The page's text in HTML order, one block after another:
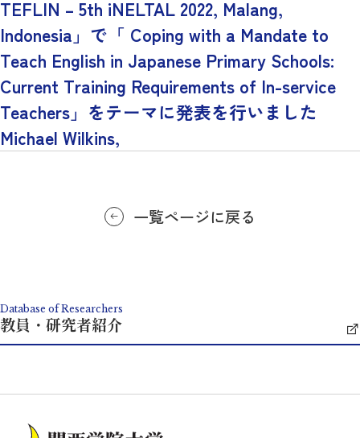
TEFLIN – 5th iNELTAL 2022, Malang,
Indonesia」で「 Coping with a Mandate to
Teach English in Japanese Primary Schools:
Current Training Requirements of In-service
Teachers」をテーマに発表を行いました
Michael Wilkins,
一覧ページに戻る
Database of Researchers
教員・研究者紹介